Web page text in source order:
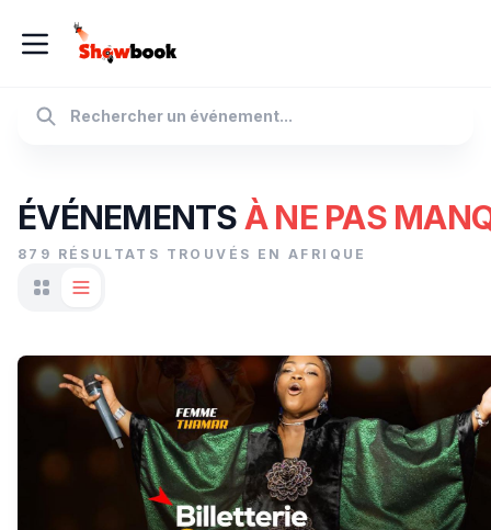
ÉVÉNEMENTSÀ NE PAS
879 RÉSULTATS TROUVÉS EN AFRIQUE